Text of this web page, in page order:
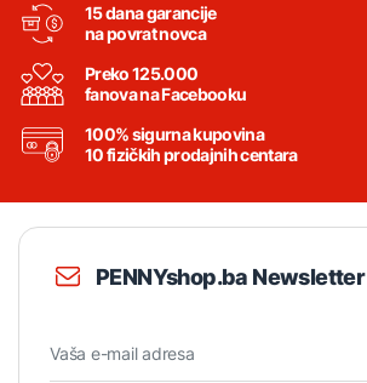
15 dana garancije
na povrat novca
Preko 125.000
fanova na Facebooku
100% sigurna kupovina
10 fizičkih prodajnih centara
PENNYshop.ba Newsletter